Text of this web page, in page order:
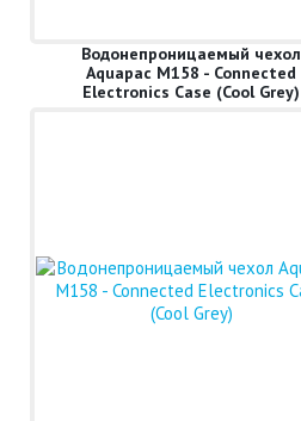
Водонепроницаемый чехол
Aquapac M158 - Connected
Electronics Case (Cool Grey)